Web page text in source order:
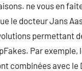
ne vous en
le docteur Jans
permettant
Par exemple,
combinées avec le